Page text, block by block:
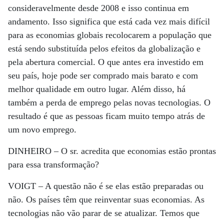
consideravelmente desde 2008 e isso continua em
andamento. Isso significa que está cada vez mais difícil
para as economias globais recolocarem a população que
está sendo substituída pelos efeitos da globalização e
pela abertura comercial. O que antes era investido em
seu país, hoje pode ser comprado mais barato e com
melhor qualidade em outro lugar. Além disso, há
também a perda de emprego pelas novas tecnologias. O
resultado é que as pessoas ficam muito tempo atrás de
um novo emprego.
DINHEIRO –O sr. acredita que economias estão prontas
para essa transformação?
VOIGT –A questão não é se elas estão preparadas ou
não. Os países têm que reinventar suas economias. As
tecnologias não vão parar de se atualizar. Temos que